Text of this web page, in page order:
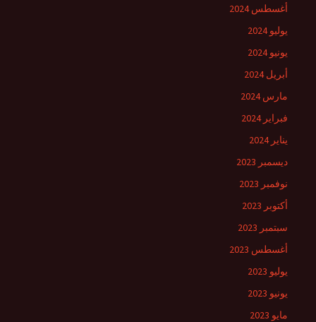
أغسطس 2024
يوليو 2024
يونيو 2024
أبريل 2024
مارس 2024
فبراير 2024
يناير 2024
ديسمبر 2023
نوفمبر 2023
أكتوبر 2023
سبتمبر 2023
أغسطس 2023
يوليو 2023
يونيو 2023
مايو 2023